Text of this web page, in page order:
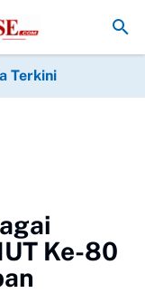
Indonesia
Terkini
Ke-80